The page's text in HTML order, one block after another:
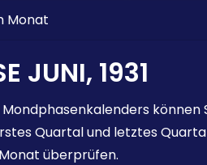
Monat
JUNI, 1931
können
Quartal und letztes
überprüfen.